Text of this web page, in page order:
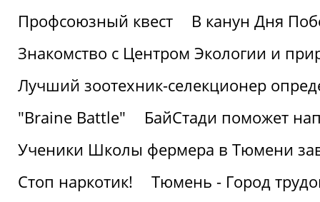
Профсоюзный квест
В канун Дня
Знакомство с Центром Экологии и
Лучший зоотехник-селекционер
"Braine Battle"
БайСтади поможет
Ученики Школы фермера в Тюмени
Стоп наркотик!
Тюмень - Город